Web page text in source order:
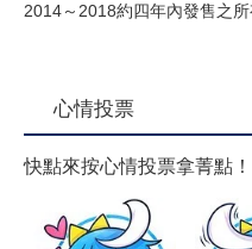
2014～2018約四年內發售之所
心情投票
快點來按心情投票拿菁點！